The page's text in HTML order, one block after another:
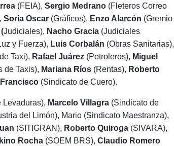
(FEIA), Sergio Medrano (Fleteros Correo
Soria Oscar (Gráficos), Enzo Alarcón (Gremio
Judiciales), Nacho Gracia (Judiciales
y Fuerza), Luis Corbalán (Obras Sanitarias),
Taxi), Rafael Juárez (Petroleros), Miguel
de Taxis), Mariana Ríos (Rentas), Roberto
(Sindicato de Cuero).
Levaduras), Marcelo Villagra (Sindicato de
del Limón), Mario (Sindicato Maestranza),
(SITIGRAN), Roberto Quiroga (SIVARA),
Rocha (SOEM BRS), Claudio Romero